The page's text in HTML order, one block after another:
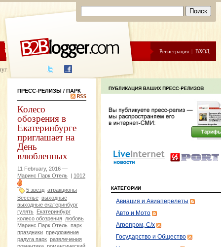
ЦЕНЫ ПОМОЩЬ Регистрация | ВХОД
написания
ПРЕСС-РЕЛИЗЫ / ПАРК
Колесо
обозрения в
Екатеринбурге
приглашает на
День
влюбленных
11 February, 2016 —
Маринс Парк Отель | 1012
5 звезд атракционы
Веселье выходные
выходные екатеринбург
гулять Екатеринбург
колесо обозрения любовь
Маринс Парк Отель парк
праздники предложение
радуга парк развлечения
КАТЕГОРИИ
Авиация и Авиаперелеты
Авто и Мото
Агропром, С/х
Государство и Общество